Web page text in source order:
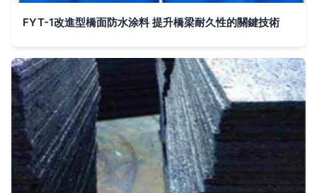
FYT-1改進型橋面防水涂料 提升橋梁耐久性的關鍵技術